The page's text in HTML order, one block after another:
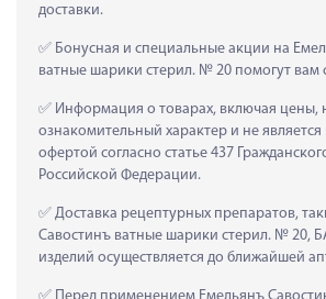
доставки.
Бонусная и специальные акции на
ватные шарики стерил. № 20 помогут вам
Информация о товарах, включая цены,
ознакомительный характер и не
офертой согласно статье 437
Российской Федерации.
Доставка рецептурных препаратов,
Савостинъ ватные шарики стерил. № 20,
изделий осуществляется до ближайшей